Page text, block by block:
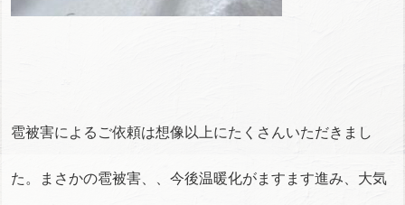
雹被害によるご依頼は想像以上にたくさんいただきまし
た。まさかの雹被害、、今後温暖化がますます進み、大気